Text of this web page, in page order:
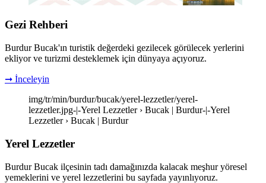
Gezi Rehberi
Burdur Bucak'ın turistik değerdeki gezilecek görülecek yerlerini
ekliyor ve turizmi desteklemek için dünyaya açıyoruz.
➞ İnceleyin
img/tr/min/burdur/bucak/yerel-lezzetler/yerel-
lezzetler.jpg-|-Yerel Lezzetler › Bucak | Burdur-|-Yerel
Lezzetler › Bucak | Burdur
Yerel Lezzetler
Burdur Bucak ilçesinin tadı damağınızda kalacak meşhur yöresel
yemeklerini ve yerel lezzetlerini bu sayfada yayınlıyoruz.